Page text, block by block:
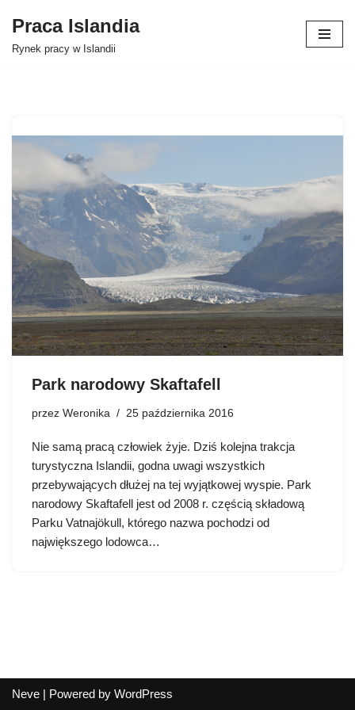
Przejdź
Praca Islandia
Rynek pracy w Islandii
Park narodowy Skaftafell
przez Weronika 25 października 2016
Nie samą pracą człowiek żyje. Dziś kolejna trakcja
turystyczna Islandii, godna uwagi wszystkich
przebywających dłużej na tej wyjątkowej wyspie. Park
narodowy Skaftafell jest od 2008 r. częścią składową
Parku Vatnajökull, którego nazwa pochodzi od
największego lodowca…
Neve | Powered by WordPress